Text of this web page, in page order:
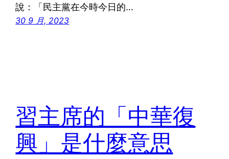
說：「民主黨在今時今日的…
30 9 月, 2023
習主席的「中華復
興」是什麼意思